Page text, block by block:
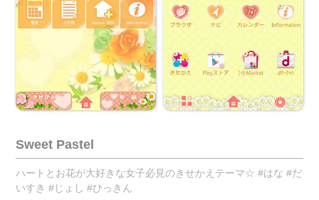
Sweet Pastel
ハートとお花が大好きな女子必見のきせかえテーマ☆ #はな #だ
いすき #じょし #ひっきん